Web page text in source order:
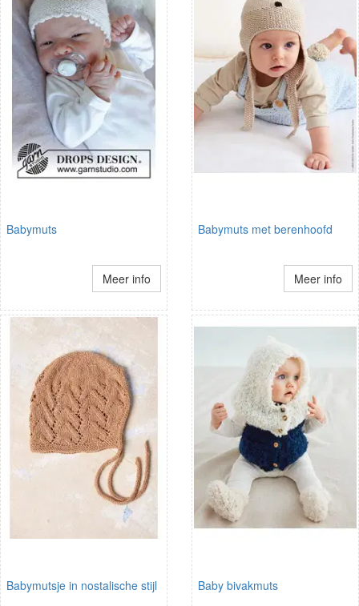
Babymuts
Meer info
Babymuts met berenhoofd
Meer info
Babymutsje in nostalische stijl Baby bivakmuts